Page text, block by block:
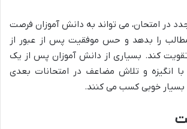
در امتحان، می تواند به دانش آموزان فرصت
را بدهد و حس موفقیت پس از عبور از
کند. بسیاری از دانش آموزان پس از یک
با انگیزه و تلاش مضاعف در امتحانات بعدی
بسیار خوبی کسب می کنند.